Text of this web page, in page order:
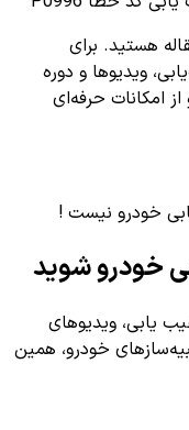
هستید. برای
ویدیوها و دوره
امکانات حرفه‌ای
خودرو نیست !
یابی، ویدیوهای
خودرو، همین